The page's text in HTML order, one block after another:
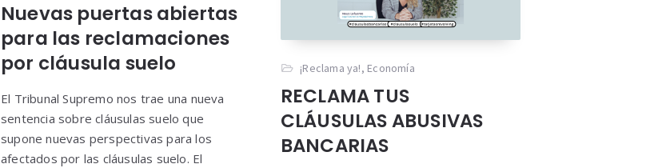
¡Reclama ya!, Economía
RECLAMA TUS
CLÁUSULAS ABUSIVAS
BANCARIAS
Nuevas puertas abiertas
para las reclamaciones
por cláusula suelo
El Tribunal Supremo nos trae una nueva
sentencia sobre cláusulas suelo que
supone nuevas perspectivas para los
afectados por las cláusulas suelo. El